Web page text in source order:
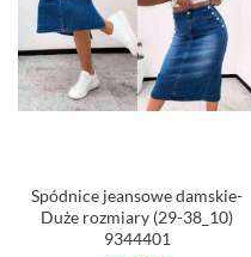
Spódnice jeansowe damskie-
Duże rozmiary (29-38_10)
9344401